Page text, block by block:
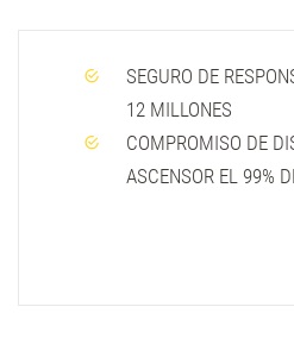
SEGURO DE
12 MILLONES
COMPROMISO DE
ASCENSOR EL 99%